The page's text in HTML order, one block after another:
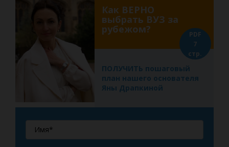
Как ВЕРНО
выбрать ВУЗ за
рубежом?
ПОЛУЧИТЬ пошаговый
план нашего основателя
Яны Драпкиной
PDF
7
стр.